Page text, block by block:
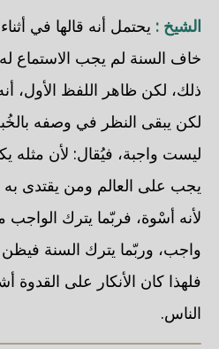
الشيخ : يحتمل أنه قالها في
خاف السنة لم يجب الاستماع
ذلك، لكن ظاهر اللفظ الأول،
لكن يبقى النظر في وصفه
ليست واجبة، فيُقال: لأن مثله
يجب على العالم ومن يقتدى
لأنه أسْوة، فربّما يترك الواجب
واجب، وربّما يترك السنة
فلهذا كان الأنكار على القدوة
الناس.